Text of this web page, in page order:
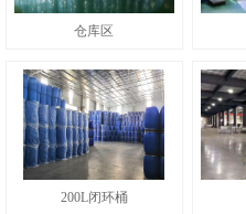
仓库区
200L闭环桶